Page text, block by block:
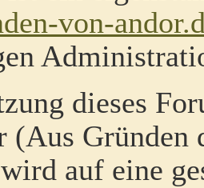
von-
dieses
(Aus Gründen
auf eine